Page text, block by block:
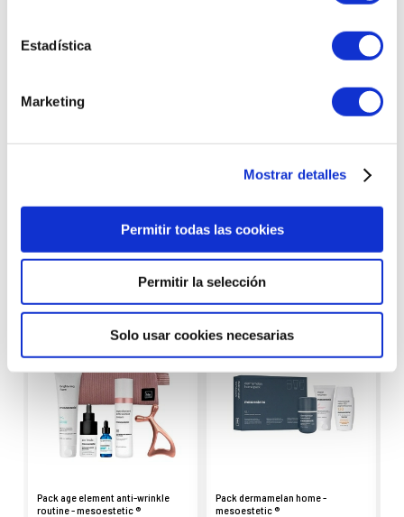
Estadística
Marketing
Mostrar detalles
Permitir todas las cookies
Permitir la selección
Solo usar cookies necesarias
Productos con
características similares
Pack age element anti-wrinkle
routine - mesoestetic ®
Pack dermamelan home -
mesoestetic ®